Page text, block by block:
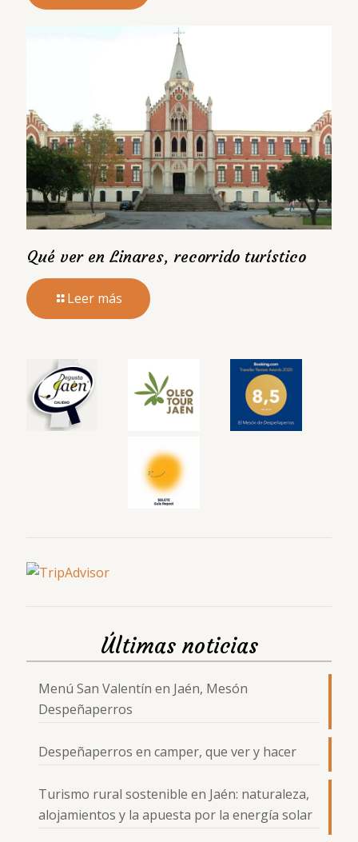
Qué ver en Linares, recorrido turístico
Leer más
Últimas noticias
Menú San Valentín en Jaén, Mesón
Despeñaperros
Despeñaperros en camper, que ver y hacer
Turismo rural sostenible en Jaén: naturaleza,
alojamientos y la apuesta por la energía solar